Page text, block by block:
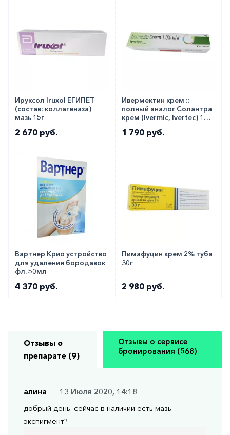
Ируксол Iruxol ЕГИПЕТ
(состав: коллагеназа)
мазь 15г
2 670 руб.
Ивермектин крем ::
полный аналог Солантра
крем (Ivermic, Ivertec) 1%
1 790 руб.
Вартнер Крио устройство
для удаления бородавок
фл. 50мл
4 370 руб.
Пимафуцин крем 2% туба
30г
2 980 руб.
Отзывы о
препарате (9)
Отзывы о сервисе
бронирования (568)
алина
13 Июля 2020, 14:18
добрый день. сейчас в наличии есть мазь
экспигмент?